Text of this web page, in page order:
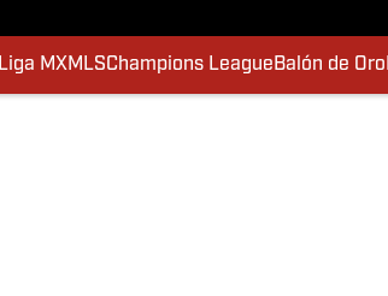
Liga MXMLSChampions League Balón de Oro